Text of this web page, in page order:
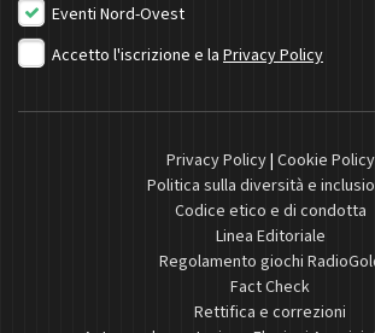
Eventi Nord-Ovest
Accetto l'iscrizione e la Privacy Policy
Privacy Policy| Cookie Policy
Politica sulla diversità e
Codice etico e di condotta
Linea Editoriale
Regolamento giochi
Fact Check
Rettifica e correzioni